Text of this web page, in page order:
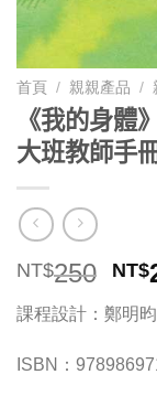
首頁 / 親親產品 /
《我的身體
大班教師手
NT$250 原
始
價
格
NT$
課程設計：鄭明
ISBN：